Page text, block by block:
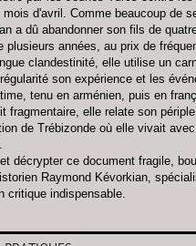
d'avril. Comme beaucoup de
a dû abandonner son fils de
plusieurs années, au prix de
clandestinité, elle utilise un
son expérience et les
tenu en arménien, puis en
fragmentaire, elle relate son
de Trébizonde où elle vivait
décrypter ce document fragile,
Raymond Kévorkian,
critique indispensable.